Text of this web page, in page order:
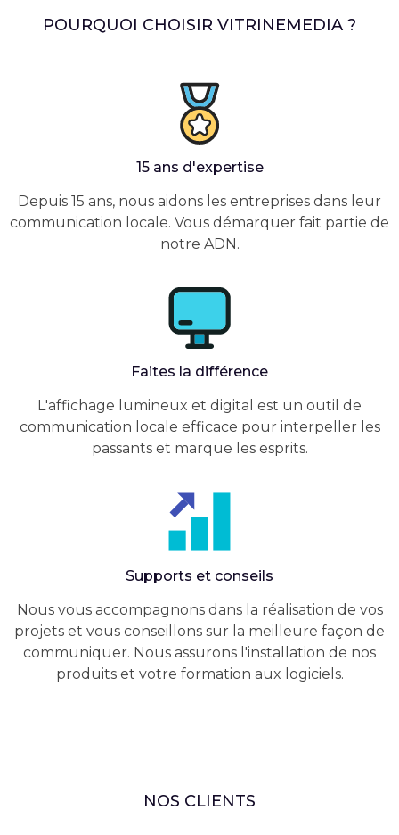
POURQUOI CHOISIR VITRINEMEDIA ?
15 ans d'expertise
Depuis 15 ans, nous aidons les entreprises dans leur
communication locale. Vous démarquer fait partie de
notre ADN.
Faites la différence
L'affichage lumineux et digital est un outil de
communication locale efficace pour interpeller les
passants et marque les esprits.
Supports et conseils
Nous vous accompagnons dans la réalisation de vos
projets et vous conseillons sur la meilleure façon de
communiquer. Nous assurons l'installation de nos
produits et votre formation aux logiciels.
NOS CLIENTS